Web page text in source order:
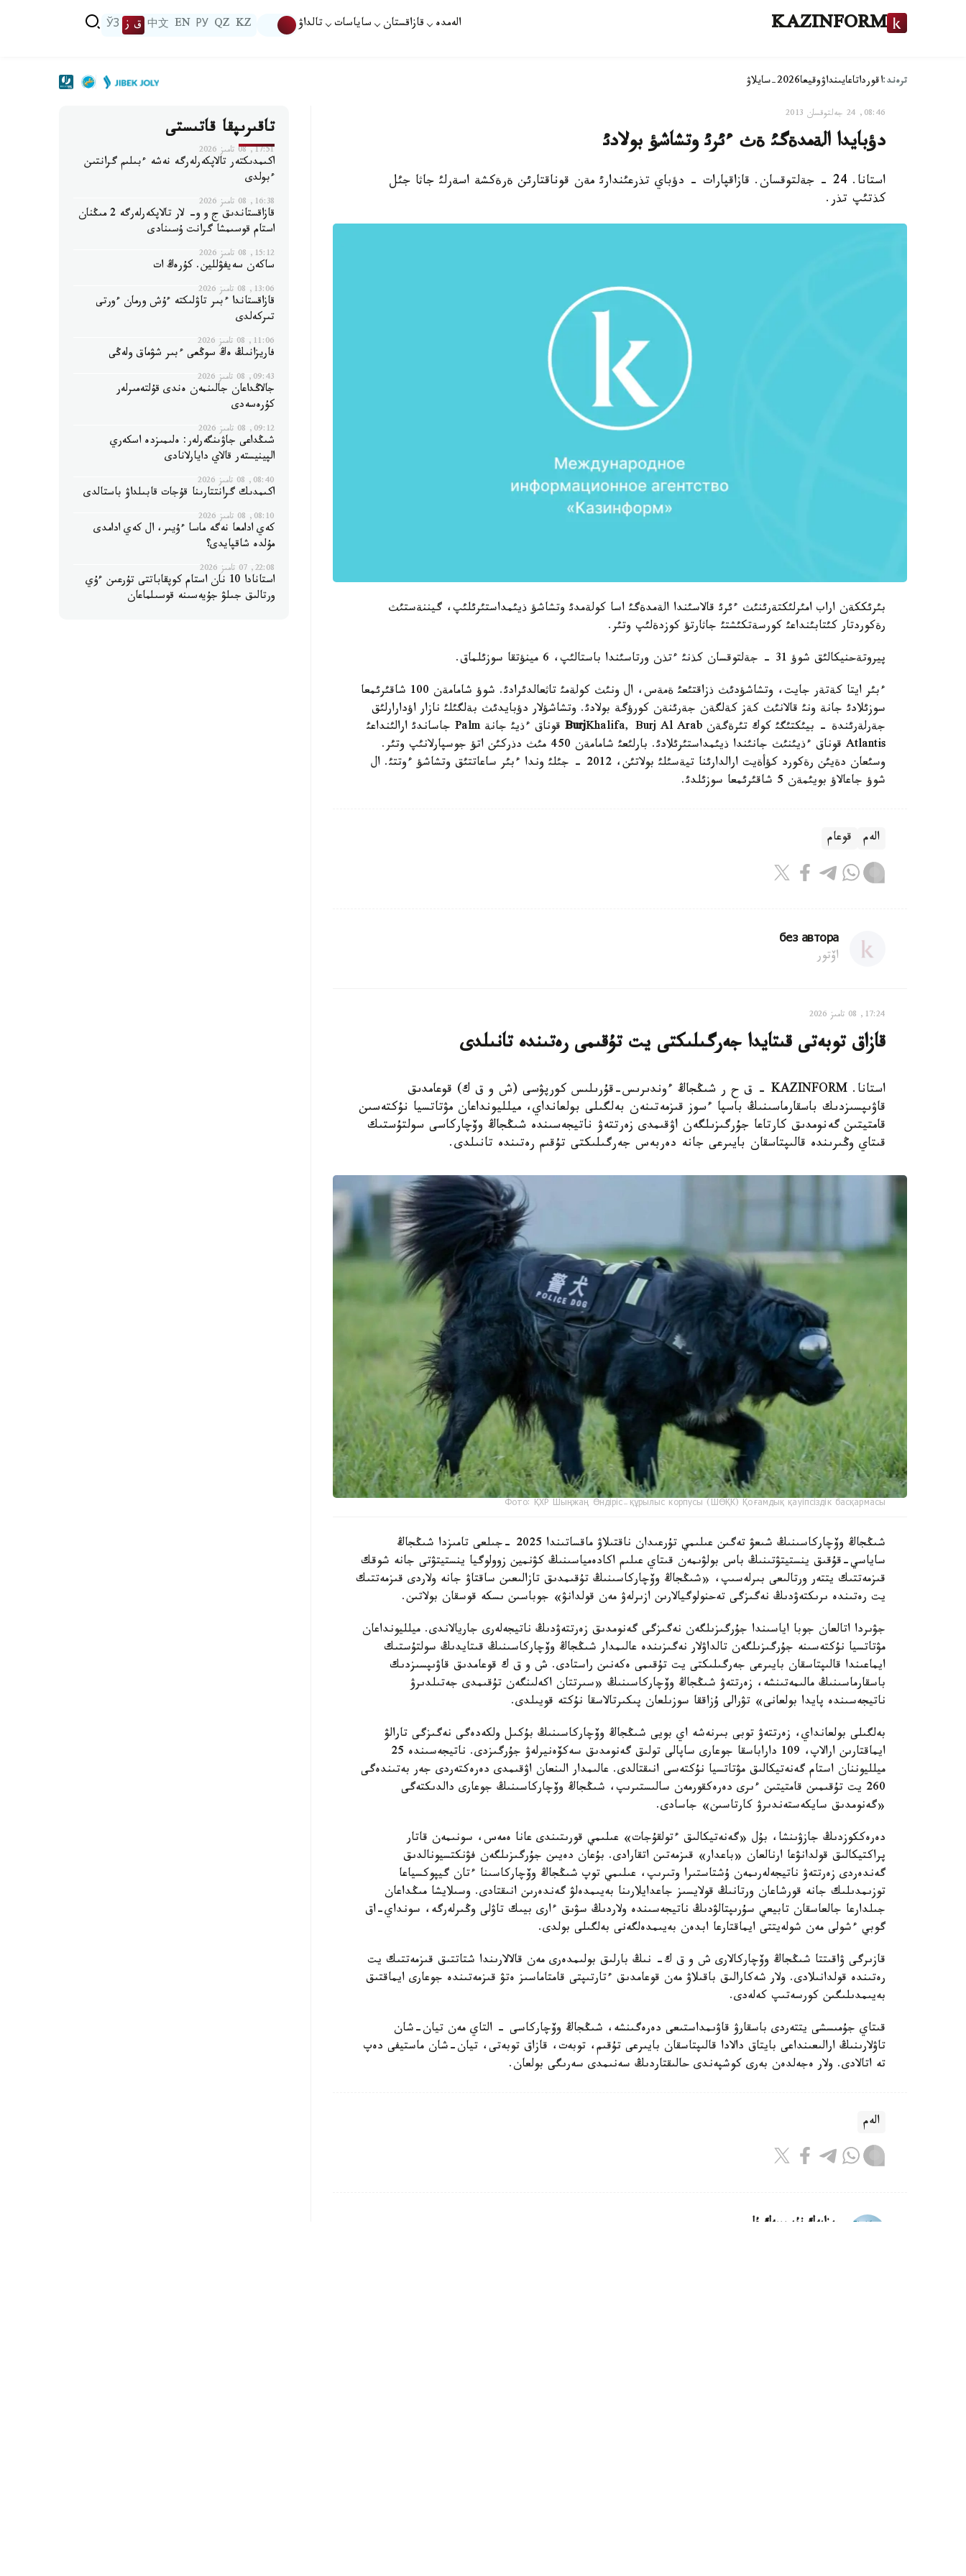
KAZINFORM الەمدە قازاقستان ساياسات تالداۋ KZ
QZ
РУ
EN
中文 ق ز ЎЗ
ترەند:اقورداتاعايىنداۋوقيعا2026-سايلاۋ
08:46, 24 جەلتوقسان 2013
دؤبايدا الةمدةگئ ةث ءئرئ وتشاشؤ بولادئ
استانا. 24 - جةلتوقسان. قازاقپارات - دؤباي تذرعئندارئ مةن قوناقتارئن ةرةكشة اسةرلئ جاثا جئل
كذتئپ تذر.
بئرئككةن اراب امئرلئكتةرئنئث ءئرئ قالاسئندا الةمدةگئ اسا كولةمدئ وتشاشؤ ذيئمداستئرئلئپ، گيننةستئث
رةكوردتار كئتابئنداعئ كورسةتكئشتئ جاثارتؤ كوزدةلئپ وتئر.
پيروتةحنيكالئق شوؤ 31 - جةلتوقسان كذنئ ءتذن ورتاسئندا باستالئپ، 6 مينؤتقا سوزئلماق.
ءبئر ايتا كةتةر جايت، وتشاشؤدئث ذزاقتئعئ ةمةس، ال ونئث كولةمئ تاثعالدئرادئ. شوؤ شامامةن 100 شاقئرئمعا
سوزئلادئ جانة ونئ قالانئث كةز كةلگةن جةرئنةن كورؤگة بولادئ. وتشاشؤلار دؤبايدئث بةلگئلئ نازار اؤدارارلئق
جةرلةرئندة - بيئكتئگئ كوك تئرةگةن
Burj
Khalifa, Burj Al Arab قوناق ءذيئ جانة Palm جاساندئ ارالئنداعئ
Atlantis قوناق ءذيئنئث جانئندا ذيئمداستئرئلادئ. بارلئعئ شامامةن 450 مئث دذركئن اتؤ جوسپارلانئپ وتئر.
وسئعان دةيئن رةكورد كؤأةيت ارالدارئنا تيةسئلئ بولاتئن، 2012 - جئلئ وندا ءبئر ساعاتتئق وتشاشؤ ءوتتئ. ال
شوؤ جاعالاؤ بويئمةن 5 شاقئرئمعا سوزئلدئ.
الەم قوعام
без автора
اۆتور
17:24, 08 تامىز 2026
قازاق توبەتى قىتايدا جەرگىلىكتى يت تۇقىمى رەتىندە تانىلدى
استانا. KAZINFORM – ق ح ر شىڭجاڭ ءوندىرىس-قۇرىلىس كورپۋسى (ش و ق ك) قوعامدىق
قاۋىپسىزدىك باسقارماسىنىڭ باسپا ءسوز قىزمەتىنەن بەلگىلى بولعانداي، ميلليونداعان مۋتاتسيا نۇكتەسىن
قامتيتىن گەنومدىق كارتاعا جۇرگىزىلگەن اۋقىمدى زەرتتەۋ ناتيجەسىندە شىڭجاڭ وۆچاركاسى سولتۇستىك
قىتاي وڭىرىندە قالىپتاسقان بايىرعى جانە دەربەس جەرگىلىكتى تۇقىم رەتىندە تانىلدى.
Фото: ҚХР Шыңжаң Өндіріс-құрылыс корпусы (ШӨҚК) Қоғамдық қауіпсіздік басқармасы
شىڭجاڭ وۆچاركاسىنىڭ شىعۋ تەگىن عىلىمي تۇرعىدان ناقتىلاۋ ماقساتىندا 2025 -جىلعى تامىزدا شىڭجاڭ
ساياسي-قۇقىق ينستيتۋتىنىڭ باس بولۋىمەن قىتاي عىلىم اكادەمياسىنىڭ كۋنمين زوولوگيا ينستيتۋتى جانە شوقك
قىزمەتتىك يتتەر ورتالىعى بىرلەسىپ، «شىڭجاڭ وۆچاركاسىنىڭ تۇقىمدىق تازالىعىن ساقتاۋ جانە ولاردى قىزمەتتىك
يت رەتىندە ىرىكتەۋدىڭ نەگىزگى تەحنولوگيالارىن ازىرلەۋ مەن قولدانۋ» جوباسىن ىسكە قوسقان بولاتىن.
جۋىردا اتالعان جوبا اياسىندا جۇرگىزىلگەن نەگىزگى گەنومدىق زەرتتەۋدىڭ ناتيجەلەرى جاريالاندى. ميلليونداعان
مۋتاتسيا نۇكتەسىنە جۇرگىزىلگەن تالداۋلار نەگىزىندە عالىمدار شىڭجاڭ وۆچاركاسىنىڭ قىتايدىڭ سولتۇستىك
ايماعىندا قالىپتاسقان بايىرعى جەرگىلىكتى يت تۇقىمى ەكەنىن راستادى. ش و ق ك قوعامدىق قاۋىپسىزدىك
باسقارماسىنىڭ مالىمەتىنشە، زەرتتەۋ شىڭجاڭ وۆچاركاسىنىڭ «سىرتتان اكەلىنگەن تۇقىمدى جەتىلدىرۋ
ناتيجەسىندە پايدا بولعانى» تۋرالى ۇزاققا سوزىلعان پىكىرتالاسقا نۇكتە قويىلدى.
بەلگىلى بولعانداي، زەرتتەۋ توبى بىرنەشە اي بويى شىڭجاڭ وۆچاركاسىنىڭ بۇكىل ولكەدەگى نەگىزگى تارالۋ
ايماقتارىن ارالاپ، 109 داراباسقا جوعارى ساپالى تولىق گەنومدىق سەكۆەنيرلەۋ جۇرگىزدى. ناتيجەسىندە 25
ميلليوننان استام گەنەتيكالىق مۋتاتسيا نۇكتەسى انىقتالدى. عالىمدار الىنعان اۋقىمدى دەرەكتەردى جەر بەتىندەگى
260 يت تۇقىمىن قامتيتىن ءىرى دەرەكقورمەن سالىستىرىپ، شىڭجاڭ وۆچاركاسىنىڭ جوعارى دالدىكتەگى
«گەنومدىق سايكەستەندىرۋ كارتاسىن» جاسادى.
دەرەككوزدىڭ جازۋىنشا، بۇل «گەنەتيكالىق ءتولقۇجات» عىلىمي قورىتىندى عانا ەمەس، سونىمەن قاتار
پراكتيكالىق قولدانۋعا ارنالعان «باعدار» قىزمەتىن اتقارادى. بۇعان دەيىن جۇرگىزىلگەن فۋنكتسيونالدىق
گەندەردى زەرتتەۋ ناتيجەلەرىمەن ۇشتاستىرا وتىرىپ، عىلىمي توپ شىڭجاڭ وۆچاركاسىنا ءتان گيپوكسياعا
توزىمدىلىك جانە قورشاعان ورتانىڭ قولايسىز جاعدايلارىنا بەيىمدەلۋ گەندەرىن انىقتادى. وسىلايشا مىڭداعان
جىلدارعا جالعاسقان تابيعي سۇرىپتالۋدىڭ ناتيجەسىندە ولاردىڭ سۋىق ءارى بيىك تاۋلى وڭىرلەرگە، سونداي-اق
گوبي ءشولى مەن شولەيتتى ايماقتارعا ابدەن بەيىمدەلگەنى بەلگىلى بولدى.
قازىرگى ۋاقىتتا شىڭجاڭ وۆچاركالارى ش و ق ك- نىڭ بارلىق بولىمدەرى مەن قالالارىندا شتاتتىق قىزمەتتىك يت
رەتىندە قولدانىلادى. ولار شەكارالىق باقىلاۋ مەن قوعامدىق ءتارتىپتى قامتاماسىز ەتۋ قىزمەتىندە جوعارى ايماقتىق
بەيىمدىلىگىن كورسەتىپ كەلەدى.
قىتاي جۇمىسشى يتتەردى باسقارۋ قاۋىمداستىعى دەرەگىنشە، شىڭجاڭ وۆچاركاسى - التاي مەن تيان-شان
تاۋلارىنىڭ ارالىعىنداعى بايتاق دالادا قالىپتاسقان بايىرعى تۇقىم، توبەت، قازاق توبەتى، تيان-شان ماستيفى دەپ
تە اتالادى. ولار ەجەلدەن بەرى كوشپەندى حالىقتاردىڭ سەنىمدى سەرىگى بولعان.
الەم
ريزابەك نۇسىپبەك ۇلى
تاقىرىپقا قاتىستى
17:51, 08 تامىز 2026
اكىمدىكتەر تالاپكەرلەرگە نەشە ءبىلىم گرانتىن
ءبولدى
16:38, 08 تامىز 2026
قازاقستاندىق ج و و- لار تالاپكەرلەرگە 2 مىڭنان
استام قوسىمشا گرانت ۇسىنادى
15:12, 08 تامىز 2026
ساكەن سەيفۋللين. كۇرەڭ ات
13:06, 08 تامىز 2026
قازاقستاندا ءبىر تاۋلىكتە ءۇش ورمان ءورتى
تىركەلدى
11:06, 08 تامىز 2026
فاريزانىڭ ەڭ سوڭعى ءبىر شۋماق ولەڭى
09:43, 08 تامىز 2026
جالاڭداعان جالىنمەن ەندى قۇلتەمىرلەر
كۇرەسەدى
09:12, 08 تامىز 2026
شىڭداعى جاۋىنگەرلەر: ەلىمىزدە اسكەري
الپينيستەر قالاي دايارلانادى
08:40, 08 تامىز 2026
اكىمدىك گرانتتارىنا قۇجات قابىلداۋ باستالدى
08:10, 08 تامىز 2026
كەي ادامعا نەگە ماسا ءۇيىر، ال كەي ادامدى
مۇلدە شاقپايدى؟
22:08, 07 تامىز 2026
استانادا 10 نان استام كوپقاباتتى تۇرعىن ءۇي
ورتالىق جىلۋ جۇيەسىنە قوسىلماعان